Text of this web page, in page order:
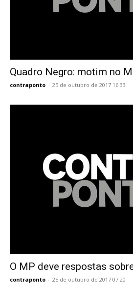
Quadro Negro: motim no
contraponto - 25 de outubro de 2017 16:33
O MP deve respostas
contraponto - 25 de outubro de 2017 07:20